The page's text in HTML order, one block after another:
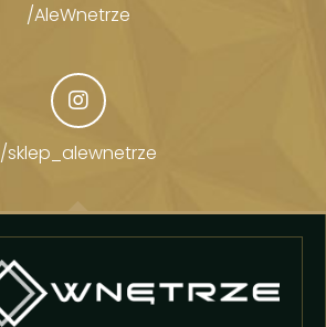
/AleWnetrze
/sklep_alewnetrze